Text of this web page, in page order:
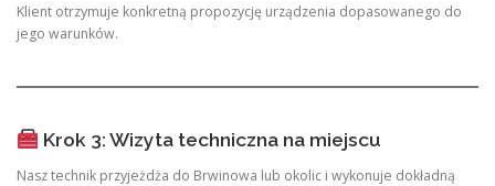
Klient otrzymuje konkretną propozycję urządzenia dopasowanego do
jego warunków.
Krok 3: Wizyta techniczna na miejscu
Nasz technik przyjeżdża do Brwinowa lub okolic i wykonuje dokładną